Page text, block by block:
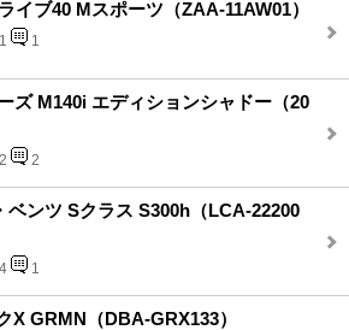
イブ40 Mスポーツ（ZAA-11AW01）
1
ズ M140i エディションシャドー（20
2
ベンツ Sクラス S300h（LCA-22200
1
X GRMN（DBA-GRX133）